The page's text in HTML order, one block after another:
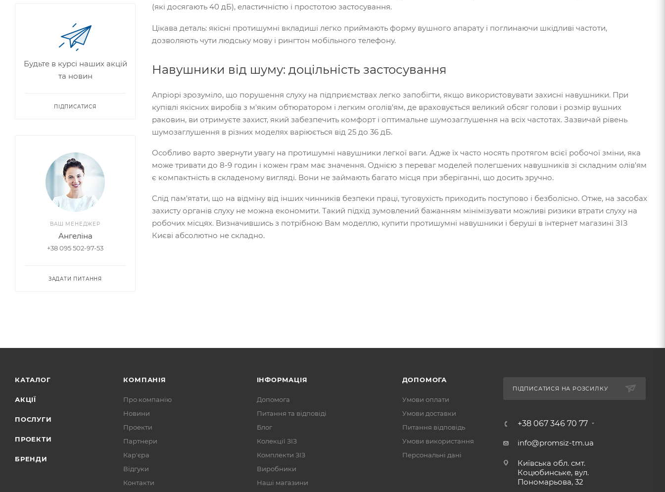
(які досягають 40 дБ), еластичністю і простотою застосування.
Цікава деталь: якісні протишумні вкладиші легко приймають форму вушного апарату і поглинаючи шкідливі частоти,
дозволяють чути людську мову і рингтон мобільного телефону.
Навушники від шуму: доцільність застосування
Апріорі зрозуміло, що порушення слуху на підприємствах легко запобігти, якщо використовувати захисні навушники. При
купівлі якісних виробів з м'яким обтюратором і легким оголів'ям, де враховується великий обсяг голови і розмір вушних
раковин, ви отримуєте захист, який забезпечить комфорт і оптимальне шумозаглушення на всіх частотах. Зазвичай рівень
шумозаглушення в різних моделях варіюється від 25 до 36 дБ.
Особливо варто звернути увагу на протишумні навушники легкої ваги. Адже їх часто носять протягом всієї робочої зміни, яка
може тривати до 8-9 годин і кожен грам має значення. Однією з переваг моделей полегшених навушників зі складним олів’ям
є компактність в складеному вигляді. Вони не займають багато місця при зберіганні, що досить зручно.
Слід пам'ятати, що на відміну від інших чинників безпеки праці, туговухість приходить поступово і безболісно. Отже, на засобах
захисту органів слуху не можна економити. Такий підхід зумовлений бажанням мінімізувати можливі ризики втрати слуху на
робочих місцях. Визначившись з потрібною Вам моделлю, купити протишумні навушники і беруші в інтернет магазині ЗІЗ
Києві абсолютно не складно.
Будьте в курсі наших акцій
та новин
ПІДПИСАТИСЯ
ВАШ МЕНЕДЖЕР
Ангеліна
+38 095 502-97-53
ЗАДАТИ ПИТАННЯ
КАТАЛОГ
АКЦІЇ
ПОСЛУГИ
ПРОЕКТИ
БРЕНДИ
КОМПАНІЯ
Про компанію
Новини
Проекти
Партнери
Кар'єра
Відгуки
Контакти
ІНФОРМАЦІЯ
Допомога
Питання та відповіді
Блог
Колекції ЗІЗ
Комплекти ЗІЗ
Виробники
Наші магазини
ДОПОМОГА
Умови оплати
Умови доставки
Питання відповідь
Умови використання
Персональні дані
ПІДПИСАТИСЯ НА РОЗСИЛКУ
+38 067 346 70 77
info@promsiz-tm.ua
Київська обл. смт.
Коцюбинське, вул.
Пономарьова, 32